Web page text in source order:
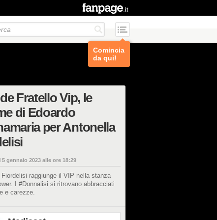
Comincia
da qui!
Fratello Vip, le
di Edoardo
per Antonella
5 gennaio 2023 alle ore 18:29
raggiunge il VIP nella stanza
I #Donnalisi si ritrovano abbracciati
e carezze.